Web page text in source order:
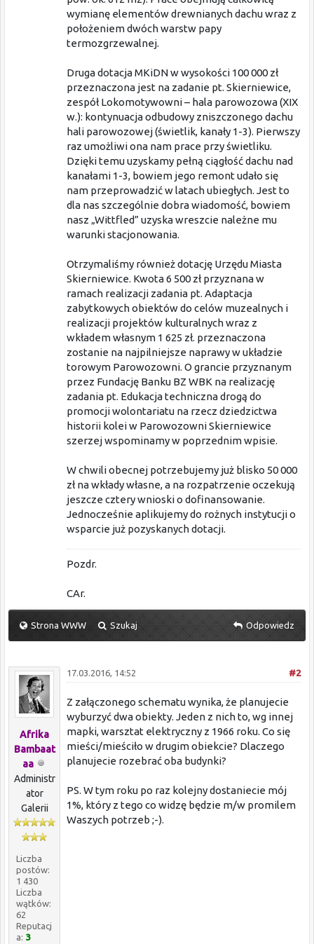
wymianę elementów drewnianych dachu wraz z
położeniem dwóch warstw papy
termozgrzewalnej.
Druga dotacja MKiDN w wysokości 100 000 zł
przeznaczona jest na zadanie pt. Skierniewice,
zespół Lokomotywowni – hala parowozowa (XIX
w.): kontynuacja odbudowy zniszczonego dachu
hali parowozowej (świetlik, kanały 1-3). Pierwszy
raz umożliwi ona nam prace przy świetliku.
Dzięki temu uzyskamy pełną ciągłość dachu nad
kanałami 1-3, bowiem jego remont udało się
nam przeprowadzić w latach ubiegłych. Jest to
dla nas szczególnie dobra wiadomość, bowiem
nasz „Wittfled” uzyska wreszcie należne mu
warunki stacjonowania.
Otrzymaliśmy również dotację Urzędu Miasta
Skierniewice. Kwota 6 500 zł przyznana w
ramach realizacji zadania pt. Adaptacja
zabytkowych obiektów do celów muzealnych i
realizacji projektów kulturalnych wraz z
wkładem własnym 1 625 zł. przeznaczona
zostanie na najpilniejsze naprawy w układzie
torowym Parowozowni. O grancie przyznanym
przez Fundację Banku BZ WBK na realizację
zadania pt. Edukacja techniczna drogą do
promocji wolontariatu na rzecz dziedzictwa
historii kolei w Parowozowni Skierniewice
szerzej wspominamy w poprzednim wpisie.
W chwili obecnej potrzebujemy już blisko 50 000
zł na wkłady własne, a na rozpatrzenie oczekują
jeszcze cztery wnioski o dofinansowanie.
Jednocześnie aplikujemy do rożnych instytucji o
wsparcie już pozyskanych dotacji.
Pozdr.
CAr.
Strona WWW Szukaj Odpowiedz
Afrika
Bambaat
aa
Administr
ator
Galerii
Liczba
postów:
1 430
Liczba
wątków:
62
Reputacj
a: 3
#2
17.03.2016, 14:52
Z załączonego schematu wynika, że planujecie
wyburzyć dwa obiekty. Jeden z nich to, wg innej
mapki, warsztat elektryczny z 1966 roku. Co się
mieści/mieściło w drugim obiekcie? Dlaczego
planujecie rozebrać oba budynki?
PS. W tym roku po raz kolejny dostaniecie mój
1%, który z tego co widzę będzie m/w promilem
Waszych potrzeb ;-).